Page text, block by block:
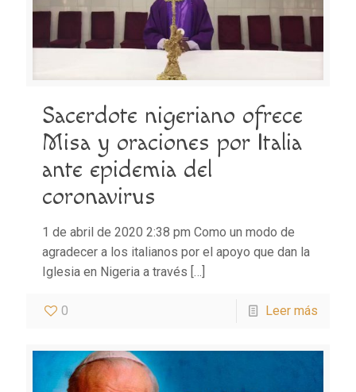
Sacerdote nigeriano ofrece
Misa y oraciones por Italia
ante epidemia del
coronavirus
1 de abril de 2020 2:38 pm Como un modo de
agradecer a los italianos por el apoyo que dan la
Iglesia en Nigeria a través […]
0 Leer más